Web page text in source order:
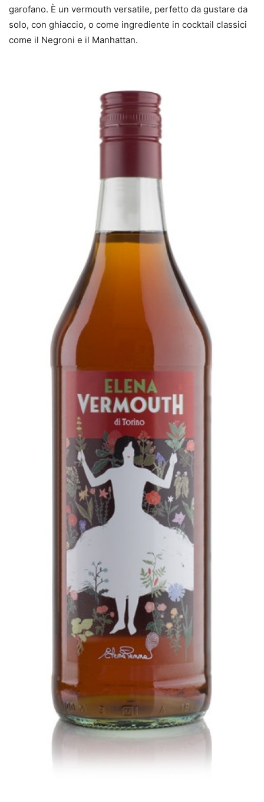
garofano. È un vermouth versatile, perfetto da gustare da
solo, con ghiaccio, o come ingrediente in cocktail classici
come il Negroni e il Manhattan.